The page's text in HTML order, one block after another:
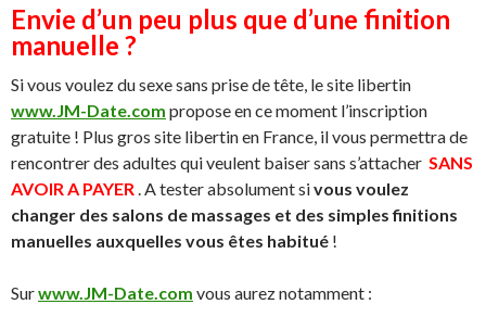
Envie d’un peu plus que d’une finition
manuelle ?
Si vous voulez du sexe sans prise de tête, le site libertin
www.JM-Date.com propose en ce moment l’inscription
gratuite ! Plus gros site libertin en France, il vous permettra de
rencontrer des adultes qui veulent baiser sans s’attacher SANS
AVOIR A PAYER. A tester absolument sivous voulez
changer des salons de massages et des simples finitions
manuelles auxquelles vous êtes habitué !
Surwww.JM-Date.com vous aurez notamment :